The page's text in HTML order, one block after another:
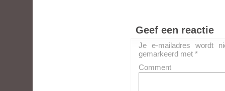
Geef een reactie
Je e-mailadres wordt
gemarkeerd met *
Comment